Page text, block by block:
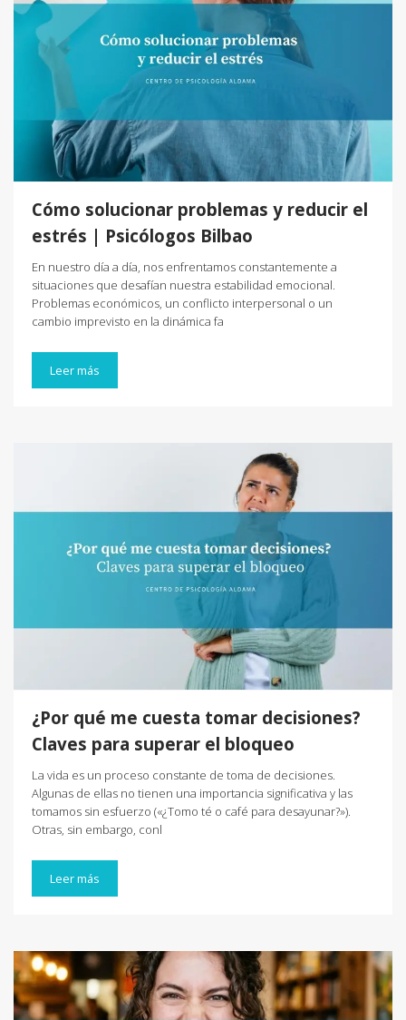
Cómo solucionar problemas y reducir el
estrés | Psicólogos Bilbao
En nuestro día a día, nos enfrentamos constantemente a
situaciones que desafían nuestra estabilidad emocional.
Problemas económicos, un conflicto interpersonal o un
cambio imprevisto en la dinámica fa
Leer más
¿Por qué me cuesta tomar decisiones?
Claves para superar el bloqueo
La vida es un proceso constante de toma de decisiones.
Algunas de ellas no tienen una importancia significativa y las
tomamos sin esfuerzo («¿Tomo té o café para desayunar?»).
Otras, sin embargo, conl
Leer más